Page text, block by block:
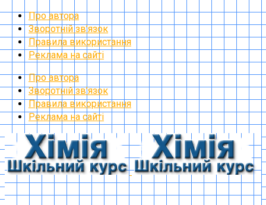
Про автора
Зворотній зв’язок
Правила використання
Реклама на сайті
Про автора
Зворотній зв’язок
Правила використання
Реклама на сайті